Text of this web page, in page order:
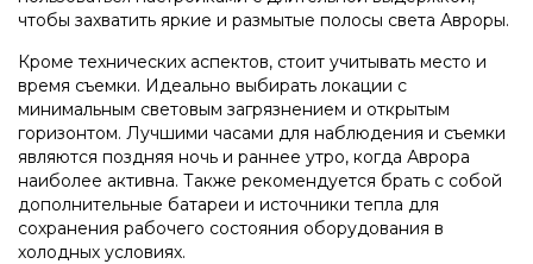
чтобы захватить яркие и размытые полосы света Авроры.
Кроме технических аспектов, стоит учитывать место и
время съемки. Идеально выбирать локации с
минимальным световым загрязнением и открытым
горизонтом. Лучшими часами для наблюдения и съемки
являются поздняя ночь и раннее утро, когда Аврора
наиболее активна. Также рекомендуется брать с собой
дополнительные батареи и источники тепла для
сохранения рабочего состояния оборудования в
холодных условиях.